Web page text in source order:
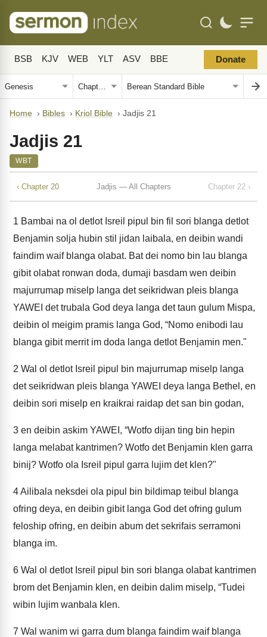
BSB KJV WEB YLT ASV BBE Donate
Home › Bibles › Kriol Bible › Jadjis 21
Jadjis 21
WBT
‹ Chapter 20 Jadjis — All Chapters Chapter 22 ›
1 Bambai na ol detlot Isreil pipul bin fil sori blanga detlot
Benjamin solja hubin stil jidan laibala, en deibin wandi
faindim waif blanga olabat. Bat dei nomo bin lau blanga
gibit olabat ronwan doda, dumaji basdam wen deibin
majurrumap miselp langa det seikridwan pleis blanga
YAWEI det trubala God deya langa det taun gulum Mispa,
deibin ol meigim pramis langa God, “Nomo enibodi lau
blanga gibit merrit im doda langa detlot Benjamin men."
2 Wal ol detlot Isreil pipul bin majurrumap miselp langa
det seikridwan pleis blanga YAWEI deya langa Bethel, en
deibin sori miselp en kraikrai raidap det san bin godan,
3 en deibin askim YAWEI, “Wotfo dijan ting bin hepin
langa melabat kantrimen? Wotfo det Benjamin klen garra
binij? Wotfo ola Isreil pipul garra lujim det klen?"
4Ailibala neksdei ola pipul bin bildimap teibul blanga
ofring deya, en deibin gibit langa God det ofring gulum
feloship ofring, en deibin abum det sekrifais serramoni
blanga im.
6 Wal ol detlot Isreil pipul bin sori blanga olabat kantrimen
brom det Benjamin klen, en deibin dalim miselp, “Tudei
wibin lujim wanbala klen.
7 Wal wanim wi garra dum blanga faindim waif blanga